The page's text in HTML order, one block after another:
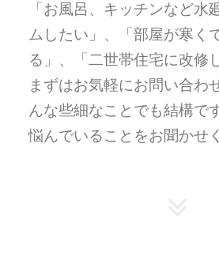
「お風呂、キッチンなど水
ムしたい」、「部屋が寒く
る」、「二世帯住宅に改修
まずはお気軽にお問い合わ
んな些細なことでも結構で
悩んでいることをお聞かせ